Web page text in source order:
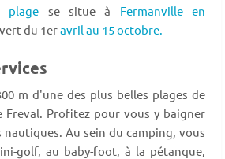
plage se situe à Fermanville en
du 1eravril au 15 octobre.
m d'une des plus belles plages de
Freval. Profitez pour vous y baigner
Au sein du camping, vous
golf, au baby-foot, à la pétanque,